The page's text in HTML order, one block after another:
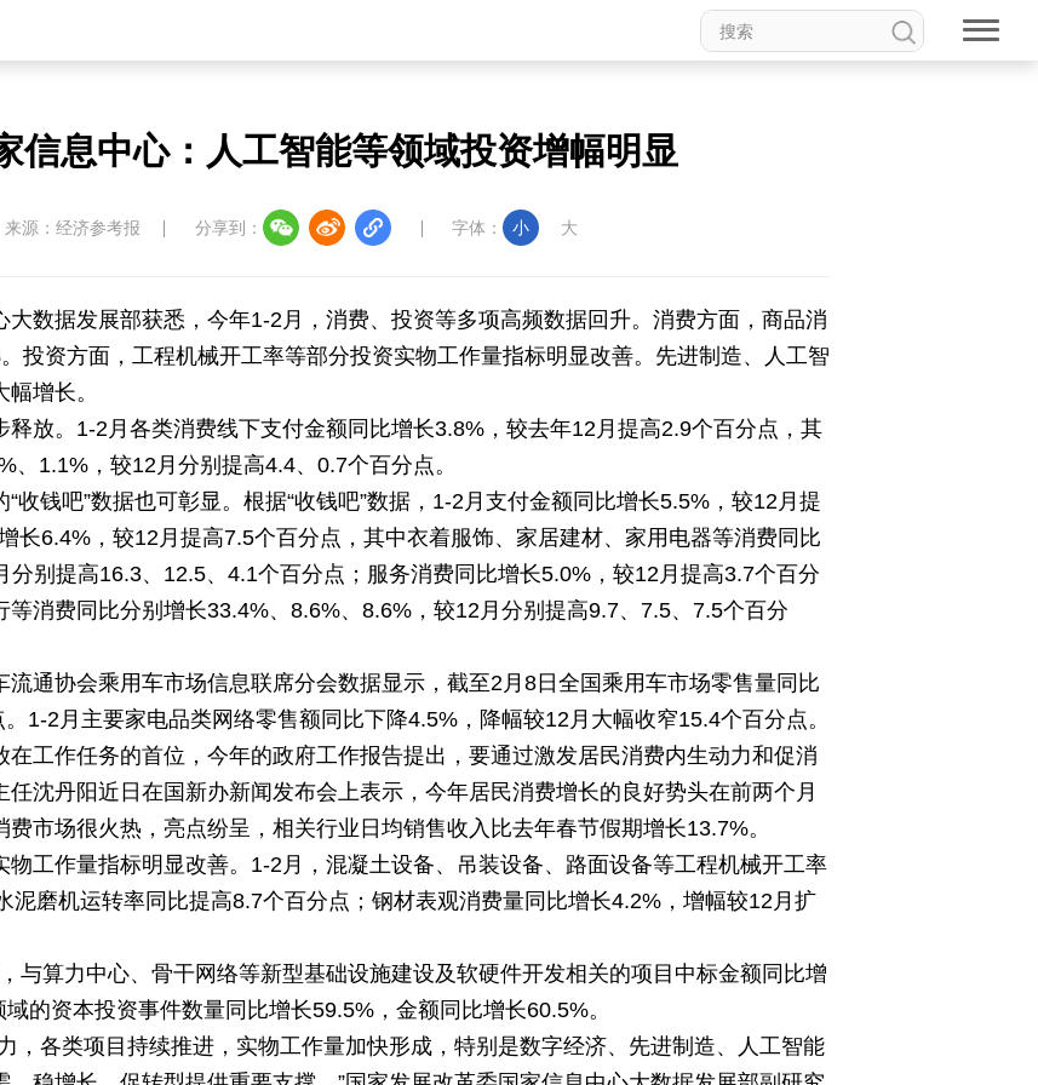
七彩云南 浪潮资讯 衢州有礼 新温州 海丝
信息中心：人工智能等领域投资增幅明显
来源：经济参考报 分享到： 字体： 小 大
数据发展部获悉，今年1-2月，消费、投资等多项高频数据回升。消费方面，商品消
投资方面，工程机械开工率等部分投资实物工作量指标明显改善。先进制造、人工智
增长。
放。1-2月各类消费线下支付金额同比增长3.8%，较去年12月提高2.9个百分点，其
1.1%，较12月分别提高4.4、0.7个百分点。
收钱吧”数据也可彰显。根据“收钱吧”数据，1-2月支付金额同比增长5.5%，较12月提
长6.4%，较12月提高7.5个百分点，其中衣着服饰、家居建材、家用电器等消费同比
别提高16.3、12.5、4.1个百分点；服务消费同比增长5.0%，较12月提高3.7个百分
消费同比分别增长33.4%、8.6%、8.6%，较12月分别提高9.7、7.5、7.5个百分
通协会乘用车市场信息联席分会数据显示，截至2月8日全国乘用车市场零售量同比
1-2月主要家电品类网络零售额同比下降4.5%，降幅较12月大幅收窄15.4个百分点。
工作任务的首位，今年的政府工作报告提出，要通过激发居民消费内生动力和促消
沈丹阳近日在国新办新闻发布会上表示，今年居民消费增长的良好势头在前两个月
市场很火热，亮点纷呈，相关行业日均销售收入比去年春节假期增长13.7%。
工作量指标明显改善。1-2月，混凝土设备、吊装设备、路面设备等工程机械开工率
泥磨机运转率同比提高8.7个百分点；钢材表观消费量同比增长4.2%，增幅较12月扩
与算力中心、骨干网络等新型基础设施建设及软硬件开发相关的项目中标金额同比增
的资本投资事件数量同比增长59.5%，金额同比增长60.5%。
，各类项目持续推进，实物工作量加快形成，特别是数字经济、先进制造、人工智能